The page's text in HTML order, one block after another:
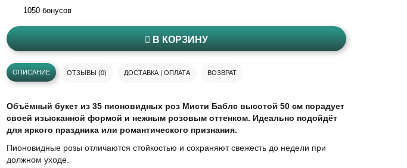
1050 бонусов
В КОРЗИНУ
ОПИСАНИЕ ОТЗЫВЫ (0) ДОСТАВКА | ОПЛАТА ВОЗВРАТ
Объёмный букет из 35 пионовидных роз Мисти Баблс высотой 50 см порадует
своей изысканной формой и нежным розовым оттенком. Идеально подойдёт
для яркого праздника или романтического признания.
Пионовидные розы отличаются стойкостью и сохраняют свежесть до недели при
должном уходе.